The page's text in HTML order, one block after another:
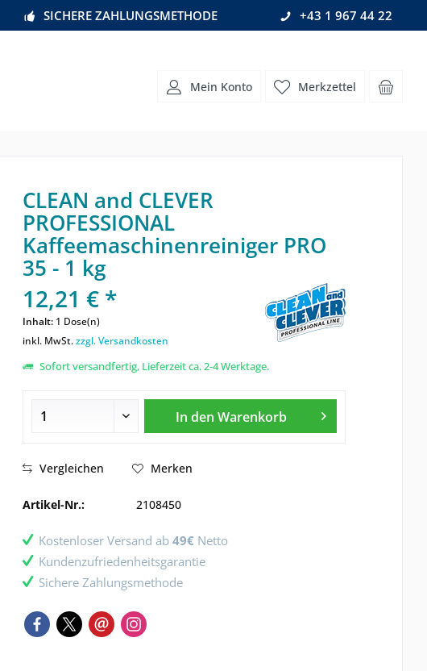
SICHERE ZAHLUNGSMETHODE +43 1 967 44 22
Merkzettel
Mein Konto
CLEAN and CLEVER
PROFESSIONAL
Kaffeemaschinenreiniger PRO
35 - 1 kg
12,21 € *
Inhalt: 1 Dose(n)
inkl. MwSt.zzgl. Versandkosten
Sofort versandfertig, Lieferzeit ca. 2-4 Werktage.
In den Warenkorb
Vergleichen Merken
Artikel-Nr.: 2108450
Kostenloser Versand ab 49€ Netto
Kundenzufriedenheitsgarantie
Sichere Zahlungsmethode